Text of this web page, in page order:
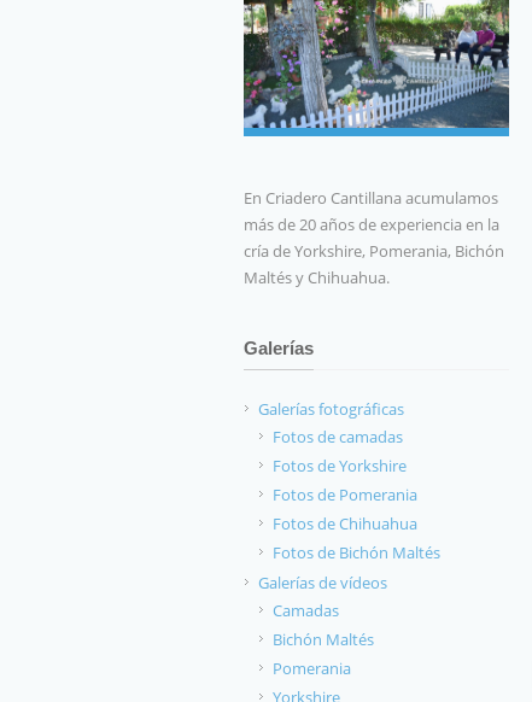
En Criadero Cantillana acumulamos
más de 20 años de experiencia en la
cría de Yorkshire, Pomerania, Bichón
Maltés y Chihuahua.
Galerías
Galerías fotográficas
Fotos de camadas
Fotos de Yorkshire
Fotos de Pomerania
Fotos de Chihuahua
Fotos de Bichón Maltés
Galerías de vídeos
Camadas
Bichón Maltés
Pomerania
Yorkshire